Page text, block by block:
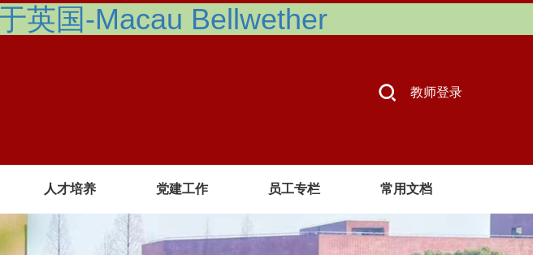
英国-Macau Bellwether
教师登录
人才培养 党建工作 员工专栏 常用文档